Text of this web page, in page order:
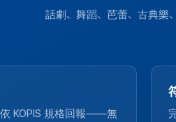
話劇、舞蹈、芭蕾、古典樂
KOPIS 規格回報——無